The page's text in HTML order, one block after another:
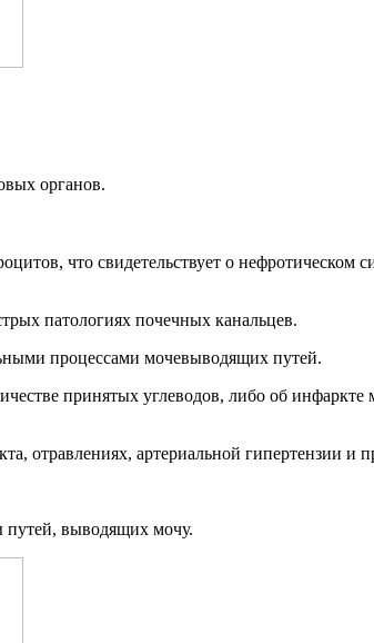
органов.
что свидетельствует о нефротическом
патологиях почечных канальцев.
процессами мочевыводящих путей.
принятых углеводов, либо об инфаркте
отравлениях, артериальной гипертензии и
путей, выводящих мочу.